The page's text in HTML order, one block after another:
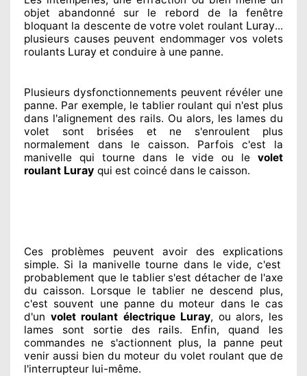
objet abandonné sur le rebord de la fenêtre
bloquant la descente de votre volet roulant Luray...
plusieurs causes peuvent endommagervos volets
roulants Luray et conduire à une panne.
Plusieurs dysfonctionnements peuvent révélerune
panne. Par exemple, le tablier roulant qui n'est plus
dans l'alignement des rails. Ou alors, les lames du
volet sont brisées et ne s'enroulent plus
normalement dans le caisson. Parfois c'est la
manivelle qui tourne dans le vide ou le volet
roulant Luray qui est coincé dans le caisson.
Ces problèmes
peuvent avoir des explications
simple. Si la manivelle tourne dans le vide, c'est
probablement que le tablier s'est détacher de l'axe
du caisson. Lorsque le tablier ne descend plus,
c'est souvent une panne du moteur dans le cas
d'un volet roulant électrique Luray, ou alors, les
lames sont sortiedes rails. Enfin, quand les
commandes ne s'actionnent plus, la panne peut
venir aussi bien du moteur du volet roulant que de
l'interrupteur lui-même.